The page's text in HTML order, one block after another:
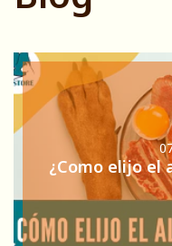
¿Como elijo el